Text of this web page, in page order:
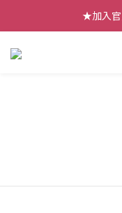
【七月新
★加入
【七月新